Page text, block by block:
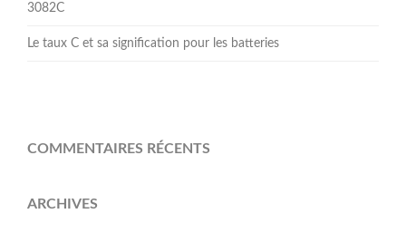
3082C
Le taux C et sa signification pour les batteries
COMMENTAIRES RÉCENTS
ARCHIVES